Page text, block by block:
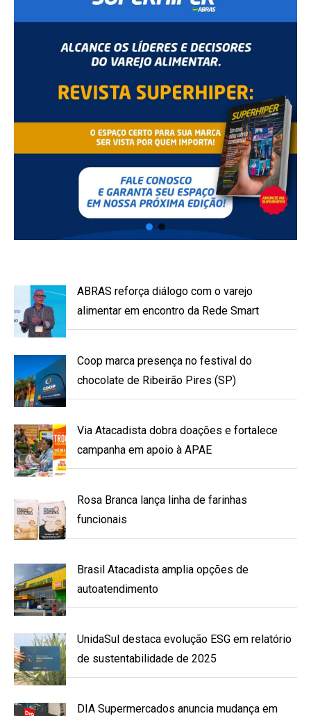
ABRAS reforça diálogo com o varejo
alimentar em encontro da Rede Smart
Coop marca presença no festival do
chocolate de Ribeirão Pires (SP)
Via Atacadista dobra doações e fortalece
campanha em apoio à APAE
Rosa Branca lança linha de farinhas
funcionais
Brasil Atacadista amplia opções de
autoatendimento
UnidaSul destaca evolução ESG em relatório
de sustentabilidade de 2025
DIA Supermercados anuncia mudança em